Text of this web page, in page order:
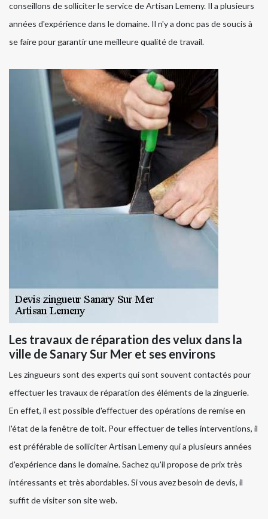
conseillons de solliciter le service de Artisan Lemeny. Il a plusieurs
années d'expérience dans le domaine. Il n'y a donc pas de soucis à
se faire pour garantir une meilleure qualité de travail.
Les travaux de réparation des velux dans la
ville de Sanary Sur Mer et ses environs
Les zingueurs sont des experts qui sont souvent contactés pour
effectuer les travaux de réparation des éléments de la zinguerie.
En effet, il est possible d'effectuer des opérations de remise en
l'état de la fenêtre de toit. Pour effectuer de telles interventions, il
est préférable de solliciter Artisan Lemeny qui a plusieurs années
d'expérience dans le domaine. Sachez qu'il propose de prix très
intéressants et très abordables. Si vous avez besoin de devis, il
suffit de visiter son site web.